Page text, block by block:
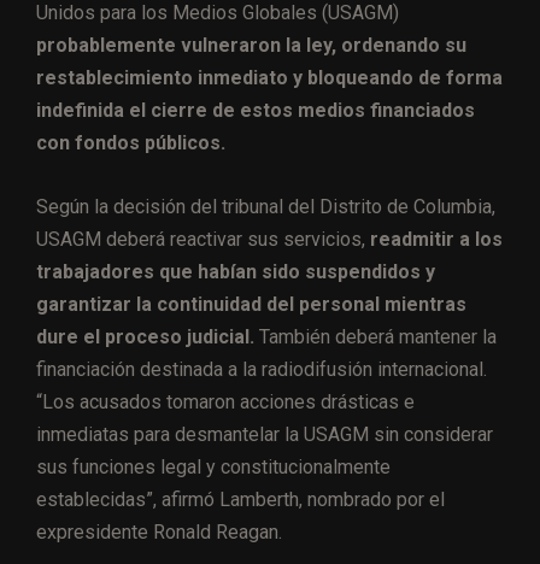
Unidos para los Medios Globales (USAGM)
probablemente vulneraron la ley, ordenando su
restablecimiento inmediato y bloqueando de forma
indefinida el cierre de estos medios financiados
con fondos públicos.
Según la decisión del tribunal del Distrito de Columbia,
USAGM deberá reactivar sus servicios, readmitir a los
trabajadores que habían sido suspendidos y
garantizar la continuidad del personal mientras
dure el proceso judicial. También deberá mantener la
financiación destinada a la radiodifusión internacional.
“Los acusados tomaron acciones drásticas e
inmediatas para desmantelar la USAGM sin considerar
sus funciones legal y constitucionalmente
establecidas”, afirmó Lamberth, nombrado por el
expresidente Ronald Reagan.